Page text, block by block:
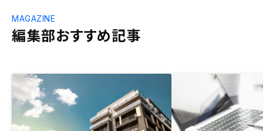
編集部おすすめ記事
MAGAZINE